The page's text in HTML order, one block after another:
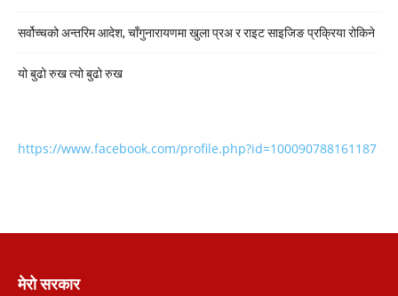
सर्वोच्चको अन्तरिम आदेश, चाँगुनारायणमा खुला प्रअ र राइट साइजिङ प्रक्रिया रोकिने
यो बुढो रुख त्यो बुढो रुख
https://www.facebook.com/profile.php?id=100090788161187
मेरो सरकार